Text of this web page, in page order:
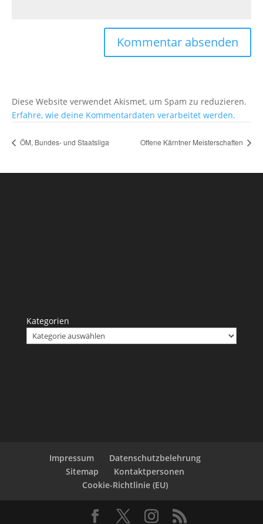
Diese Website verwendet Akismet, um Spam zu reduzieren.
Erfahre, wie deine Kommentardaten verarbeitet werden.
ÖM, Bundes- und Staatsliga Offene Kärntner Meisterschaften
Kategorien
Impressum
Datenschutzbelehrung
Sitemap
Kontaktpersonen
Cookie-Richtlinie (EU)